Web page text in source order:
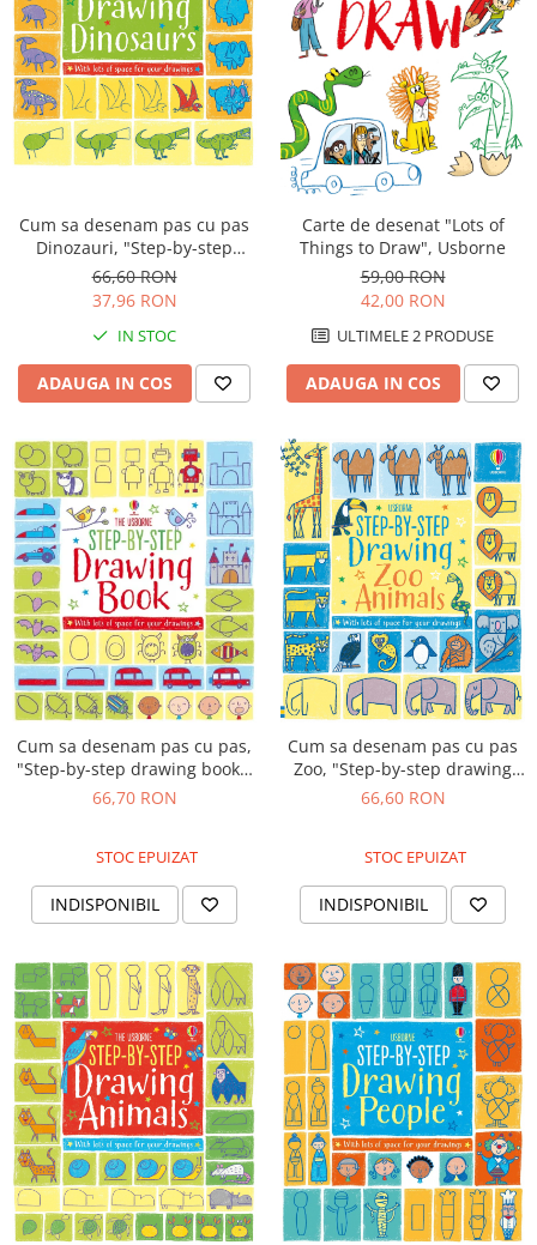
Biblia pentru copii
Carti cu magneti
Carti fold-out
Carti slot-together
Dictionare
Ghid ingrijire animale
Programare
Cuvinte incrucisate
Retete de prajituri (baking books)
Istorie
Mijloace de transport
Numere, litere, forme, culori
Pasari
Poppy si Sam
Printese, zane si papusi
Spatiu
Supereroi
Unicorni
Vacanta de vara
Vietuitoare marine, mari, oceane
Cum sa desenam pas cu pas
Dinozauri, "Step-by-step
drawing Dinosaurs", Usborne
66,60 RON
37,96 RON
IN STOC
ADAUGA IN COS
Carte de desenat "Lots of
Things to Draw", Usborne
59,00 RON
42,00 RON
ULTIMELE 2 PRODUSE
ADAUGA IN COS
Cum sa desenam pas cu pas,
"Step-by-step drawing book",
Usborne
66,70 RON
STOC EPUIZAT
INDISPONIBIL
Cum sa desenam pas cu pas
Zoo, "Step-by-step drawing
Zoo", Usborne
66,60 RON
STOC EPUIZAT
INDISPONIBIL